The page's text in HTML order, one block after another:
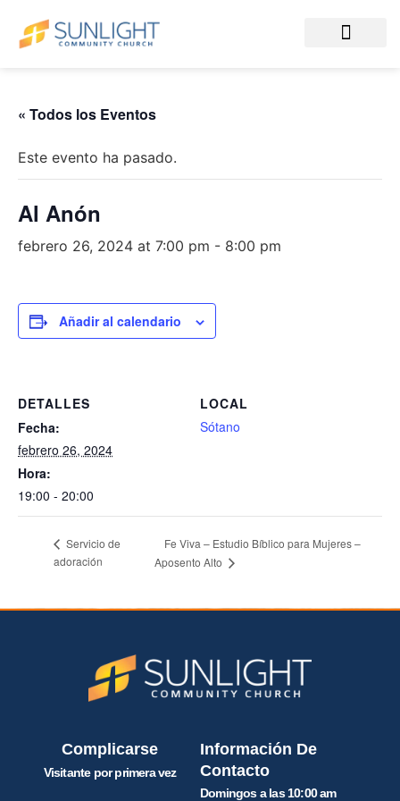
« Todos los Eventos
Este evento ha pasado.
Al Anón
febrero 26, 2024 at 7:00 pm - 8:00 pm
Añadir al calendario
DETALLES
Fecha:
febrero 26, 2024
Hora:
19:00 - 20:00
LOCAL
Sótano
Servicio de
adoración
Fe Viva – Estudio Bíblico para Mujeres –
Aposento Alto
Complicarse
Visitante por primera vez
Información De
Contacto
Domingos a las 10:00 am